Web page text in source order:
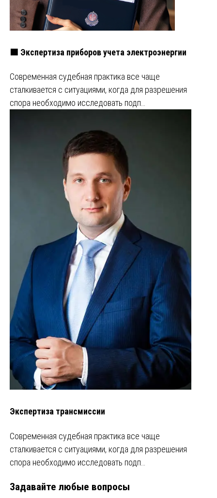
🟩 Экспертиза приборов учета электроэнергии
Современная судебная практика все чаще
сталкивается с ситуациями, когда для разрешения
спора необходимо исследовать подп…
Экспертиза трансмиссии
Современная судебная практика все чаще
сталкивается с ситуациями, когда для разрешения
спора необходимо исследовать подп…
Задавайте любые вопросы